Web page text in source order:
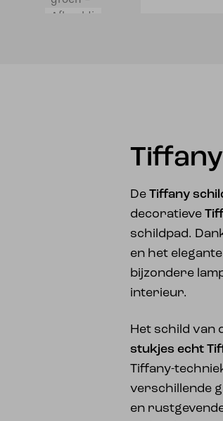
DeTiffany
decoratieve
schildpad.
en het
bijzondere
interieur.
Het schild van
stukjes echt
Tiffany-
verschillende
en